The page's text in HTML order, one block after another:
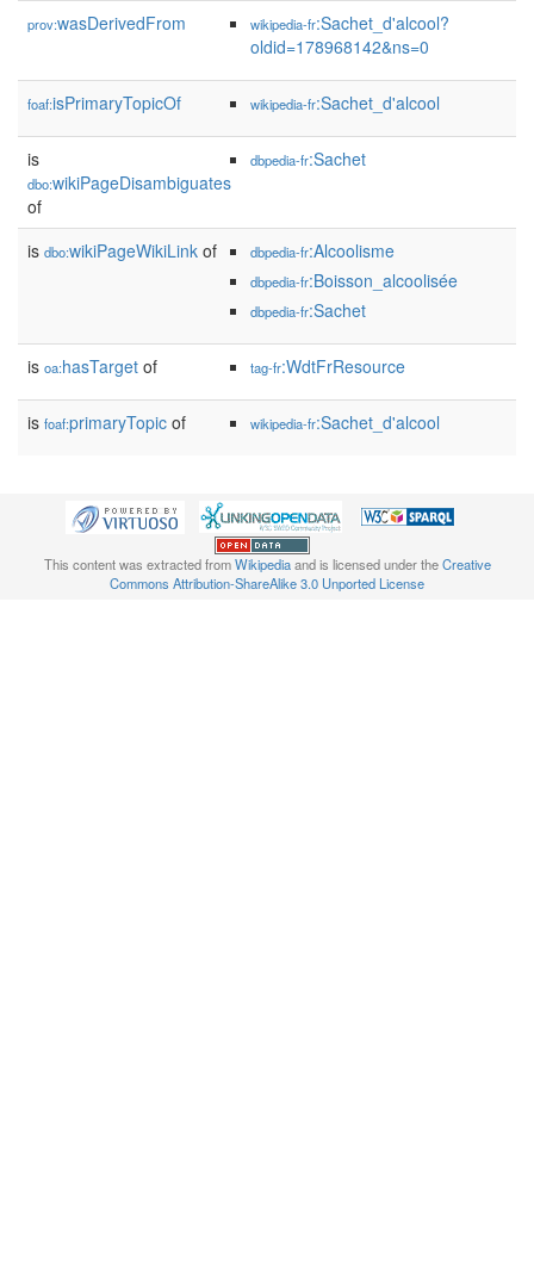
prov:wasDerivedFrom wikipedia-fr:Sachet_d'alcool?
oldid=178968142&ns=0
foaf:isPrimaryTopicOf wikipedia-fr:Sachet_d'alcool
is
dbo:wikiPageDisambiguates
of
dbpedia-fr:Sachet
is dbo:wikiPageWikiLink of dbpedia-fr:Alcoolisme
dbpedia-fr:Boisson_alcoolisée
dbpedia-fr:Sachet
is oa:hasTarget of tag-fr:WdtFrResource
is foaf:primaryTopic of wikipedia-fr:Sachet_d'alcool
This content was extracted fromWikipediaand is licensed under theCreative
Commons Attribution-ShareAlike 3.0 Unported License